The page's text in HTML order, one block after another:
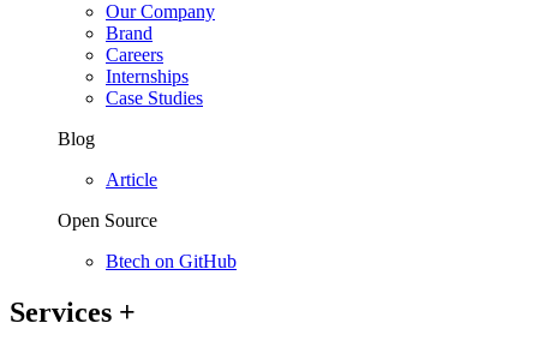
Our Company
Brand
Careers
Internships
Case Studies
Blog
Article
Open Source
Btech on GitHub
Services +